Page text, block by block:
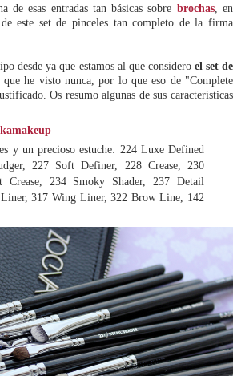
de esas entradas tan básicas sobre brochas, en
este set de pinceles tan completo de la firma
desde ya que estamos al que considero el set de
que he visto nunca, por lo que eso de "Complete
Os resumo algunas de sus características
y un precioso estuche: 224 Luxe Defined
227 Soft Definer, 228 Crease, 230
Crease, 234 Smoky Shader, 237 Detail
Liner, 317 Wing Liner, 322 Brow Line, 142